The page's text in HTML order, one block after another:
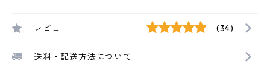
レビュー (34)
送料・配送方法について